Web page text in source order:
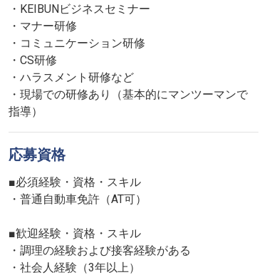
・KEIBUNビジネスセミナー
・マナー研修
・コミュニケーション研修
・CS研修
・ハラスメント研修など
・現場での研修あり（基本的にマンツーマンで
指導）
応募資格
■必須経験・資格・スキル
・普通自動車免許（AT可）
■歓迎経験・資格・スキル
・調理の経験および接客経験がある
・社会人経験（3年以上）